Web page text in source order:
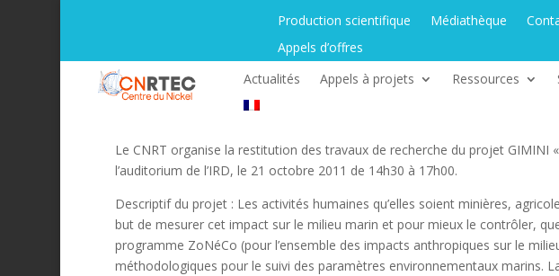
Production scientifique Médiathèque
Appels d’offres
Actualités
Appels à projets Ressources
Le CNRT organise la restitution des travaux de recherche du projet
l’auditorium de l’IRD, le 21 octobre 2011 de 14h30 à 17h00.
Descriptif du projet : Les activités humaines qu’elles soient minières,
but de mesurer cet impact sur le milieu marin et pour mieux le contrôler,
programme ZoNéCo (pour l’ensemble des impacts anthropiques sur le
méthodologiques pour le suivi des paramètres environnementaux marins.